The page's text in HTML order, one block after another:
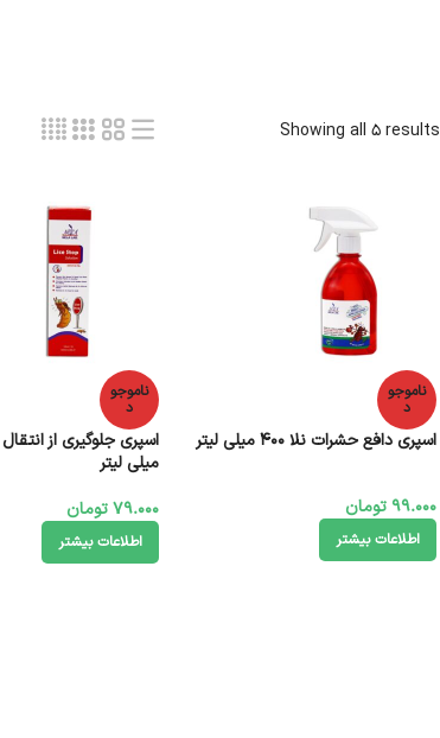
Showing all 5 results
ناموجو
د
اسپری دافع حشرات نلا 400 میلی لیتر
99.000 تومان
اطلاعات بیشتر
ناموجو
د
میلی لیتر
79.000تومان
اطلاعات بیشتر